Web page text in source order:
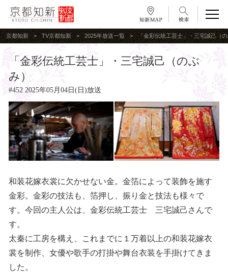
京都知新 TV京都知新 2025年放送一覧 「金彩伝統工芸士」・三宅誠己（
「金彩伝統工芸士」・三宅誠己（のぶ
み）
#452 2025年05月04日(日)放送
和装花嫁衣裳に欠かせない金。金箔によって装飾を施す
金彩。金彩の技法も、箔押し、振り金と技法も様々で
す。今回の主人公は、金彩伝統工芸士 三宅誠己さんで
す。
太秦に工房を構え、これまでに１万着以上の和装花嫁衣
裳を制作、女優や歌手の打掛や舞台衣装を手掛けてきま
した。